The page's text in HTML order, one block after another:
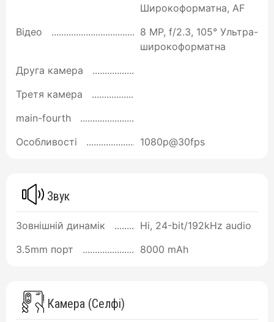
Широкоформатна, AF
Відео
8 MP, f/2.3, 105° Ультра-
широкоформатна
Друга камера
Третя камера
main-fourth
Особливості
1080p@30fps
Звук
Зовнішній динамік
Ні, 24-bit/192kHz audio
3.5mm порт
8000 mAh
Камера (Селфі)